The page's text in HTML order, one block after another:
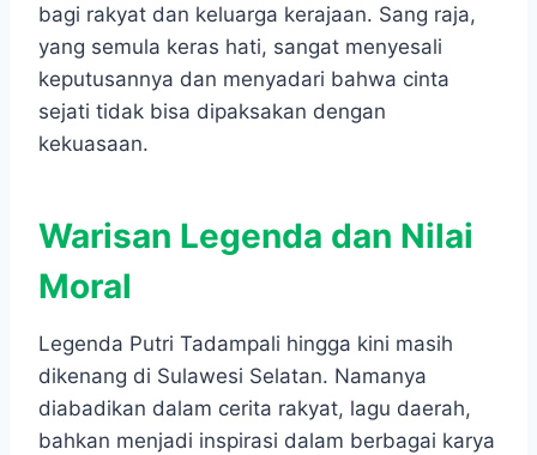
bagi rakyat dan keluarga kerajaan. Sang raja,
yang semula keras hati, sangat menyesali
keputusannya dan menyadari bahwa cinta
sejati tidak bisa dipaksakan dengan
kekuasaan.
Warisan Legenda dan Nilai
Moral
Legenda Putri Tadampali hingga kini masih
dikenang di Sulawesi Selatan. Namanya
diabadikan dalam cerita rakyat, lagu daerah,
bahkan menjadi inspirasi dalam berbagai karya